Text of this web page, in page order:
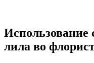
Использование
лила во